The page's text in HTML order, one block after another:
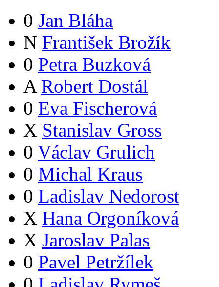
0 Jan Bláha
N František Brožík
0 Petra Buzková
A Robert Dostál
0 Eva Fischerová
X Stanislav Gross
0 Václav Grulich
0 Michal Kraus
0 Ladislav Nedorost
X Hana Orgoníková
X Jaroslav Palas
0 Pavel Petržílek